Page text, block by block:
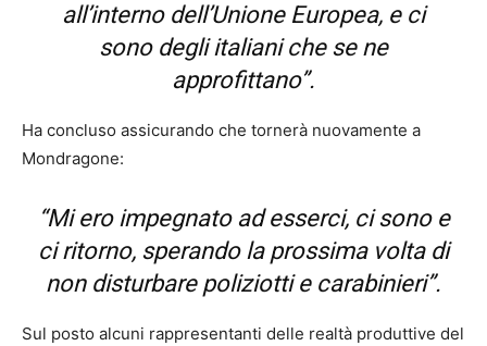
all’interno dell’Unione Europea, e ci
sono degli italiani che se ne
approfittano”.
Ha concluso assicurando che tornerà nuovamente a
Mondragone:
“Mi ero impegnato ad esserci, ci sono e
ci ritorno, sperando la prossima volta di
non disturbare poliziotti e carabinieri”.
Sul posto alcuni rappresentanti delle realtà produttive del